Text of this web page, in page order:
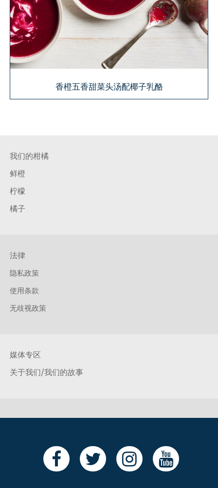
香橙五香甜菜头汤配椰子乳酪
我们的柑橘
鲜橙
柠檬
橘子
法律
隐私政策
使用条款
无歧视政策
媒体专区
关于我们/我们的故事